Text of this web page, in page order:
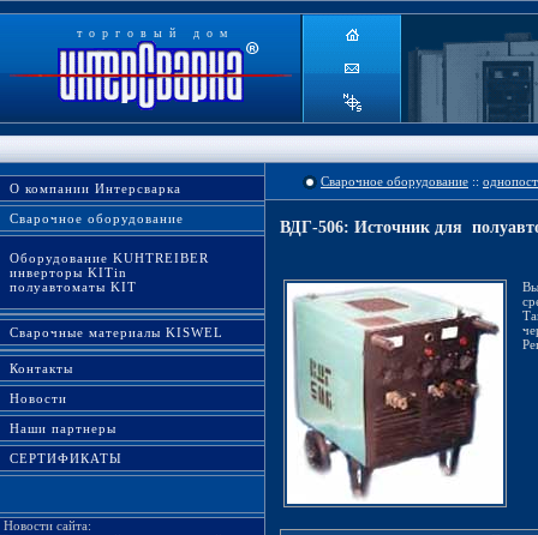
торговый дом
О компании Интерсварка
Сварочное оборудование
Оборудование KUHTREIBER
инверторы KITin
полуавтоматы KIT
Сварочные материалы KISWEL
Контакты
Новости
Наши партнеры
СЕРТИФИКАТЫ
Новости сайта:
Сварочное оборудование ::
ВДГ-506: Источник для